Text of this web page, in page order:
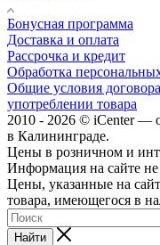
Бонусная программа
Доставка и оплата
Рассрочка и кредит
Обработка
Общие условия
употреблении товара
2010 - 2026 © iCenter —
в Калининграде.
Цены в розничном и
Информация на сайте
Цены, указанные на
товара, имеющегося в
Найти